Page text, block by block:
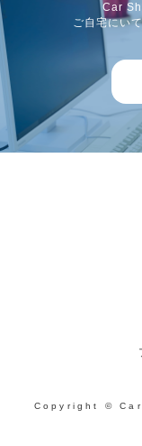
Car
ご自宅にい
Copyright ©